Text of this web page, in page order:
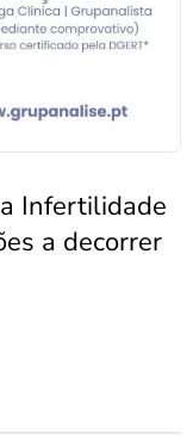
Infertilidade
a decorrer